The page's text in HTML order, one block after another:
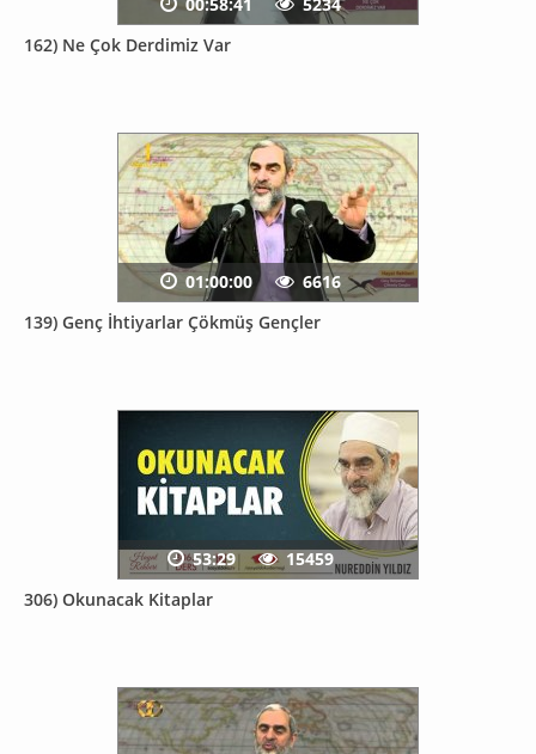
162) Ne Çok Derdimiz Var
139) Genç İhtiyarlar Çökmüş Gençler
01:00:00 6616
306) Okunacak Kitaplar
53:29 15459